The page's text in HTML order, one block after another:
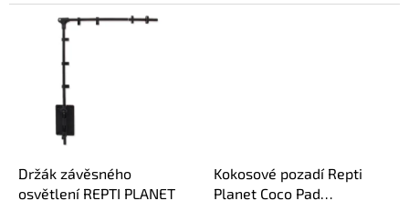
Držák závěsného
osvětlení REPTI PLANET
Kokosové pozadí Repti
Planet Coco Pad